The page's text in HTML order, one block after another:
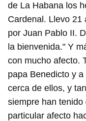
de La Habana los
Cardenal. Llevo 21
por Juan Pablo II.
la bienvenida." Y
con mucho afecto.
papa Benedicto y
cerca de ellos, y
siempre han
particular afecto